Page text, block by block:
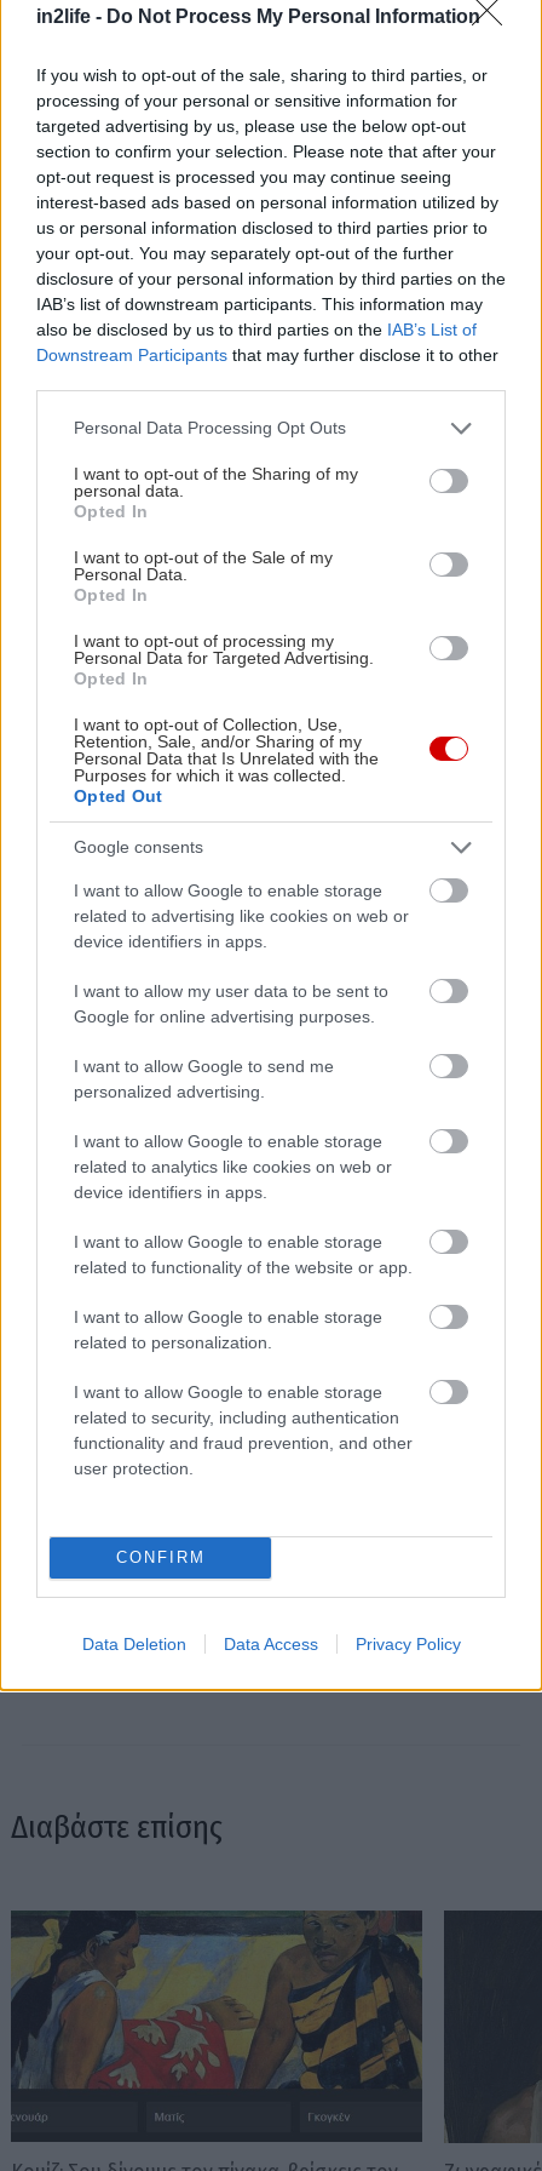
in2life - Do Not Process My Personal Information
If you wish to opt-out of the sale, sharing to third parties, or
processing of your personal or sensitive information for
targeted advertising by us, please use the below opt-out
section to confirm your selection. Please note that after your
opt-out request is processed you may continue seeing
interest-based ads based on personal information utilized by
us or personal information disclosed to third parties prior to
your opt-out. You may separately opt-out of the further
disclosure of your personal information by third parties on the
IAB’s list of downstream participants. This information may
also be disclosed by us to third parties on the IAB’s List of
Downstream Participants that may further disclose it to other
Please note that this website/app uses one or more Google
not limited to your visit or usage behaviour. You may click to
grant or deny consent to Google and its third-party tags to
use your data for below specified purposes in below Google
consent section.
Personal Data Processing Opt Outs
I want to opt-out of the Sharing of my
personal data.
Opted In
I want to opt-out of the Sale of my
Personal Data.
Opted In
I want to opt-out of processing my
Personal Data for Targeted Advertising.
Opted In
I want to opt-out of Collection, Use,
Retention, Sale, and/or Sharing of my
Personal Data that Is Unrelated with the
Purposes for which it was collected.
Opted Out
Google consents
I want to allow Google to enable storage
related to advertising like cookies on web or
device identifiers in apps.
I want to allow my user data to be sent to
Google for online advertising purposes.
I want to allow Google to send me
personalized advertising.
I want to allow Google to enable storage
related to analytics like cookies on web or
device identifiers in apps.
I want to allow Google to enable storage
related to functionality of the website or app.
I want to allow Google to enable storage
related to personalization.
I want to allow Google to enable storage
related to security, including authentication
functionality and fraud prevention, and other
user protection.
CONFIRM
Data Deletion Data Access Privacy Policy
και φωτογραφίες και προσωπικά αντικείμενα»
λέει χαρακτηριστικά η ανακοίνωση της έκθεσης,
που θα διαρκέσει μέχρι τις 11 Σεπτεμβρίου.
Λεπτομέρειες εδώ.
Plásmata: Bodies, Dreams, and Data
Στο Πεδίο του Άρεως
Ένα χρόνο μετά το πολυσυζητημένο You and AI,
Dreams, and Data. Από τις 23 Μαΐου έως τις 10
Ιουλίου, στα «Πλάσματα» στο Πεδίον του Άρεως
25 διεθνή έργα, περισσότερα από 250
τετραγωνικά μέτρα οθονών LED, 40 συσσωρευτές
που συλλέγουν ηλιακή ενέργεια και δημιουργούν
κόκκινος πλανήτης, υπόσχονται να μας
διασκεδάσουν, αλλά και να μας προβληματίσουν
μέσα στο αθηναϊκό καλοκαίρι.Λεπτομέρειες εδώ
Διαβάστε επίσης